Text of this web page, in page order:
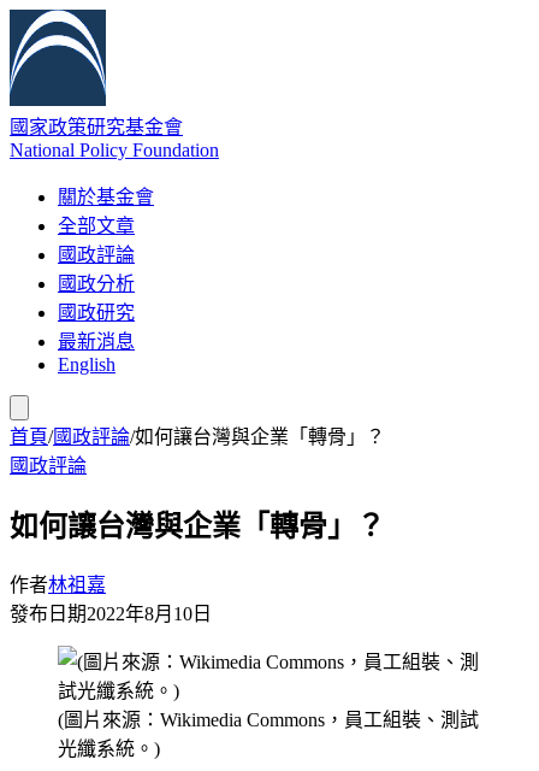
國家政策研究基金會
National Policy Foundation
關於基金會
全部文章
國政評論
國政分析
國政研究
最新消息
English
首頁/國政評論/如何讓台灣與企業「轉骨」？
國政評論
如何讓台灣與企業「轉骨」？
作者林祖嘉
發布日期2022年8月10日
(圖片來源：Wikimedia Commons，員工組裝、測試
光纖系統。)